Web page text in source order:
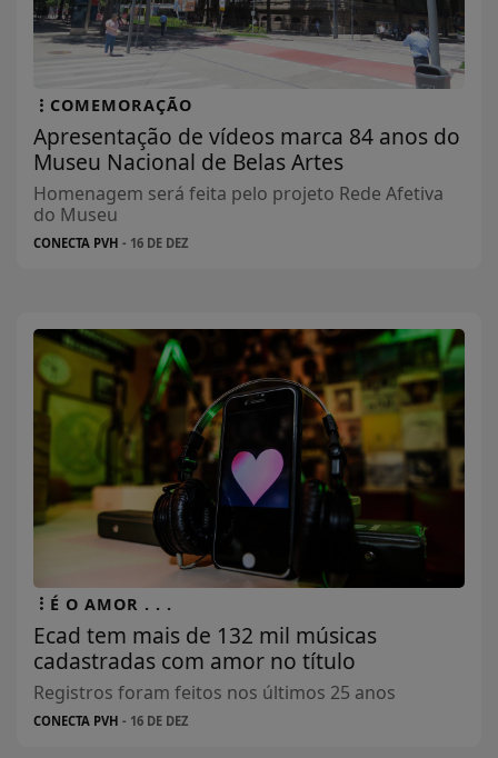
COMEMORAÇÃO
Apresentação de vídeos marca 84 anos do
Museu Nacional de Belas Artes
Homenagem será feita pelo projeto Rede Afetiva
do Museu
CONECTA PVH - 16 DE DEZ
É O AMOR . . .
Ecad tem mais de 132 mil músicas
cadastradas com amor no título
Registros foram feitos nos últimos 25 anos
CONECTA PVH - 16 DE DEZ